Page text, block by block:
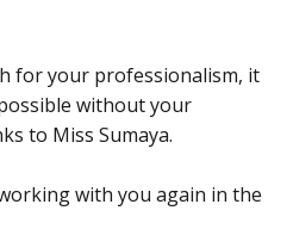
for your professionalism, it
without your
to Miss Sumaya.
with you again in the